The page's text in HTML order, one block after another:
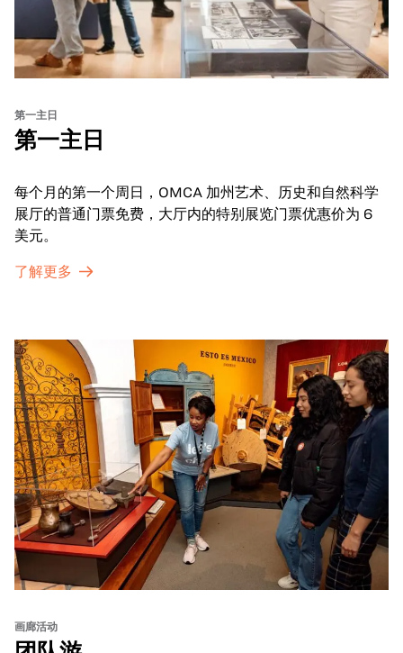
第一主日
第一主日
每个月的第一个周日，OMCA 加州艺术、历史和自然科学
展厅的普通门票免费，大厅内的特别展览门票优惠价为 6
美元。
了解更多
画廊活动